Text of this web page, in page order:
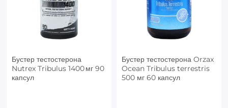
Бустер тестостерона
Nutrex Tribulus 1400 мг 90
капсул
Бустер тестостерона Orzax
Ocean Tribulus terrestris
500 мг 60 капсул